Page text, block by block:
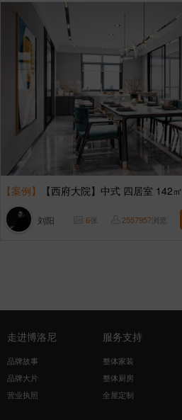
【案例】 【西府大院】中式 四居室 142㎡
刘阳 6张 2557957浏览
走进博洛尼
品牌故事
品牌大片
营业执照
服务支持
整体家装
整体厨房
全屋定制